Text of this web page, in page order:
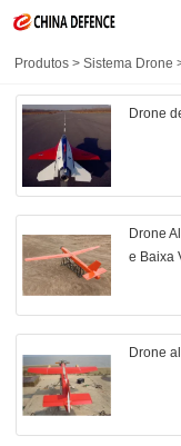
Produtos >Sistema Drone
Drone
Drone
e Baixa
Drone